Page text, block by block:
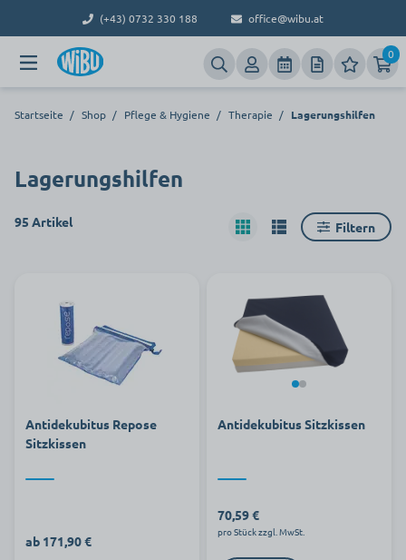
(+43) 0732 330 188 office@wibu.at
0
Startseite / Shop / Pflege & Hygiene / Therapie / Lagerungshilfen
Lagerungshilfen
95 Artikel Filtern
Antidekubitus Repose
Sitzkissen
ab 171,90 €
Antidekubitus Sitzkissen
70,59 €
pro Stück zzgl. MwSt.